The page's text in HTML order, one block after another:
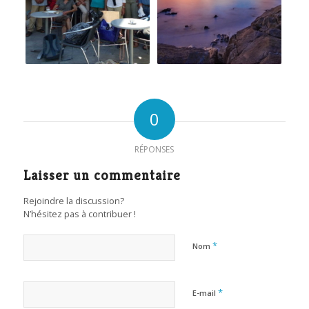
0
RÉPONSES
Laisser un commentaire
Rejoindre la discussion?
N’hésitez pas à contribuer !
Nom *
E-mail *